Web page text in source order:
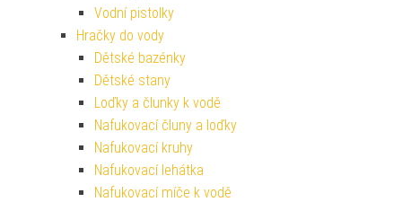
Vodní pistolky
Hračky do vody
Dětské bazénky
Dětské stany
Loďky a člunky k vodě
Nafukovací čluny a loďky
Nafukovací kruhy
Nafukovací lehátka
Nafukovací míče k vodě